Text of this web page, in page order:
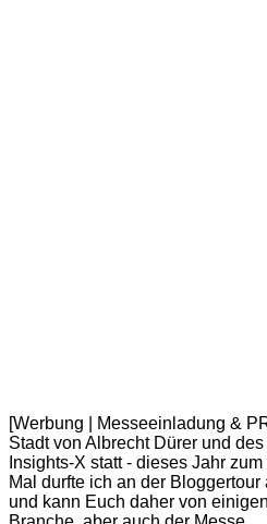
[Werbung | Messeeinladung &
Stadt von Albrecht Dürer und
Insights-X statt - dieses Jahr
Mal durfte ich an der
und kann Euch daher von